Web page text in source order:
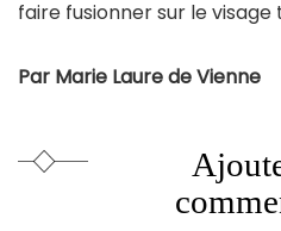
faire fusionner sur le
Par Marie Laure de Vienne